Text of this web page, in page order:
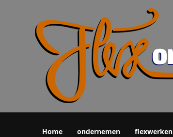
Home ondernemen flexwerken